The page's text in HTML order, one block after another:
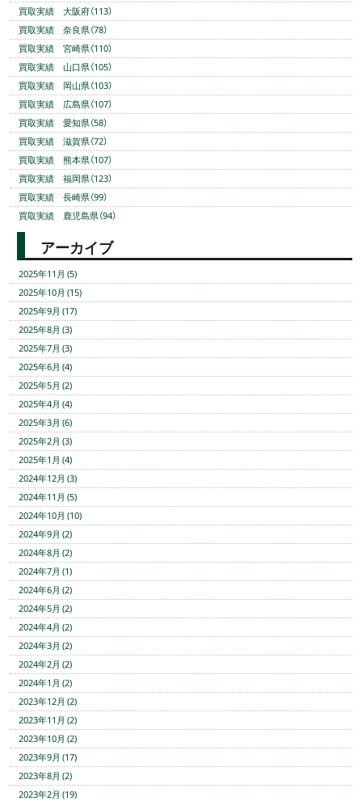
買取実績 大阪府（113）
買取実績 奈良県（78）
買取実績 宮崎県（110）
買取実績 山口県（105）
買取実績 岡山県（103）
買取実績 広島県（107）
買取実績 愛知県（58）
買取実績 滋賀県（72）
買取実績 熊本県（107）
買取実績 福岡県（123）
買取実績 長崎県（99）
買取実績 鹿児島県（94）
アーカイブ
2025年11月 (5)
2025年10月 (15)
2025年9月 (17)
2025年8月 (3)
2025年7月 (3)
2025年6月 (4)
2025年5月 (2)
2025年4月 (4)
2025年3月 (6)
2025年2月 (3)
2025年1月 (4)
2024年12月 (3)
2024年11月 (5)
2024年10月 (10)
2024年9月 (2)
2024年8月 (2)
2024年7月 (1)
2024年6月 (2)
2024年5月 (2)
2024年4月 (2)
2024年3月 (2)
2024年2月 (2)
2024年1月 (2)
2023年12月 (2)
2023年11月 (2)
2023年10月 (2)
2023年9月 (17)
2023年8月 (2)
2023年2月 (19)